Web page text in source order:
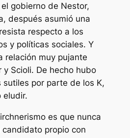
gobierno de Nestor,
después asumió una
respecto a los
y políticas sociales. Y
relación muy pujante
y Scioli. De hecho hubo
sutiles por parte de los K,
eludir.
es que nunca
propio con